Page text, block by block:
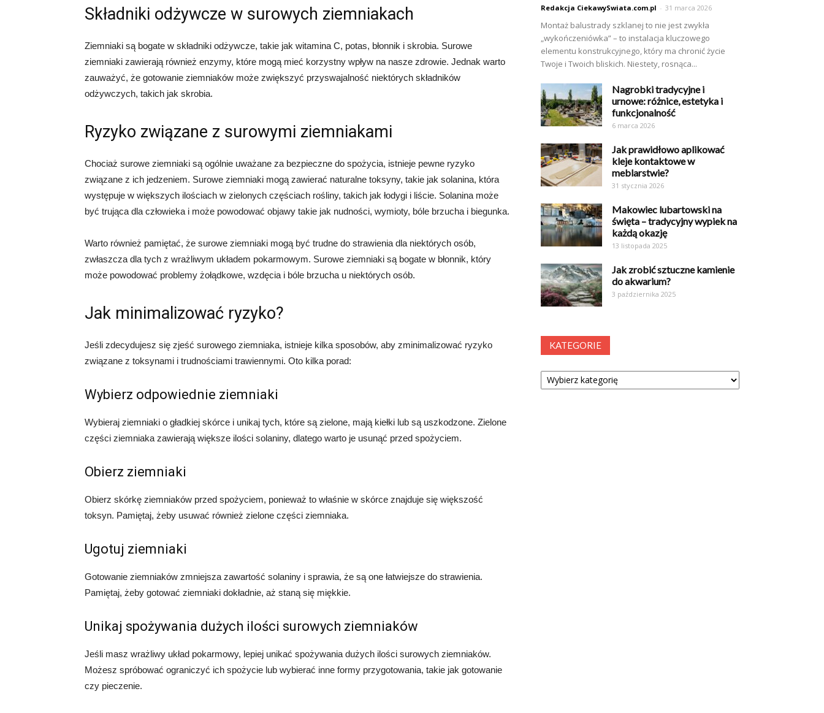
Składniki odżywcze w surowych ziemniakach
Ziemniaki są bogate w składniki odżywcze, takie jak witamina C, potas, błonnik i skrobia. Surowe
ziemniaki zawierają również enzymy, które mogą mieć korzystny wpływ na nasze zdrowie. Jednak warto
zauważyć, że gotowanie ziemniaków może zwiększyć przyswajalność niektórych składników
odżywczych, takich jak skrobia.
Ryzyko związane z surowymi ziemniakami
Chociaż surowe ziemniaki są ogólnie uważane za bezpieczne do spożycia, istnieje pewne ryzyko
związane z ich jedzeniem. Surowe ziemniaki mogą zawierać naturalne toksyny, takie jak solanina, która
występuje w większych ilościach w zielonych częściach rośliny, takich jak łodygi i liście. Solanina może
być trująca dla człowieka i może powodować objawy takie jak nudności, wymioty, bóle brzucha i biegunka.
Warto również pamiętać, że surowe ziemniaki mogą być trudne do strawienia dla niektórych osób,
zwłaszcza dla tych z wrażliwym układem pokarmowym. Surowe ziemniaki są bogate w błonnik, który
może powodować problemy żołądkowe, wzdęcia i bóle brzucha u niektórych osób.
Jak minimalizować ryzyko?
Jeśli zdecydujesz się zjeść surowego ziemniaka, istnieje kilka sposobów, aby zminimalizować ryzyko
związane z toksynami i trudnościami trawiennymi. Oto kilka porad:
Wybierz odpowiednie ziemniaki
Wybieraj ziemniaki o gładkiej skórce i unikaj tych, które są zielone, mają kiełki lub są uszkodzone. Zielone
części ziemniaka zawierają większe ilości solaniny, dlatego warto je usunąć przed spożyciem.
Obierz ziemniaki
Obierz skórkę ziemniaków przed spożyciem, ponieważ to właśnie w skórce znajduje się większość
toksyn. Pamiętaj, żeby usuwać również zielone części ziemniaka.
Ugotuj ziemniaki
Gotowanie ziemniaków zmniejsza zawartość solaniny i sprawia, że są one łatwiejsze do strawienia.
Pamiętaj, żeby gotować ziemniaki dokładnie, aż staną się miękkie.
Unikaj spożywania dużych ilości surowych ziemniaków
Jeśli masz wrażliwy układ pokarmowy, lepiej unikać spożywania dużych ilości surowych ziemniaków.
Możesz spróbować ograniczyć ich spożycie lub wybierać inne formy przygotowania, takie jak gotowanie
czy pieczenie.
Redakcja CiekawySwiata.com.pl - 31 marca 2026
Montaż balustrady szklanej to nie jest zwykła
„wykończeniówka” – to instalacja kluczowego
elementu konstrukcyjnego, który ma chronić życie
Twoje i Twoich bliskich. Niestety, rosnąca...
Nagrobki tradycyjne i
urnowe: różnice, estetyka i
funkcjonalność
6 marca 2026
Jak prawidłowo aplikować
kleje kontaktowe w
meblarstwie?
31 stycznia 2026
Makowiec lubartowski na
święta – tradycyjny wypiek na
każdą okazję
13 listopada 2025
Jak zrobić sztuczne kamienie
do akwarium?
3 października 2025
KATEGORIE
Kategorie